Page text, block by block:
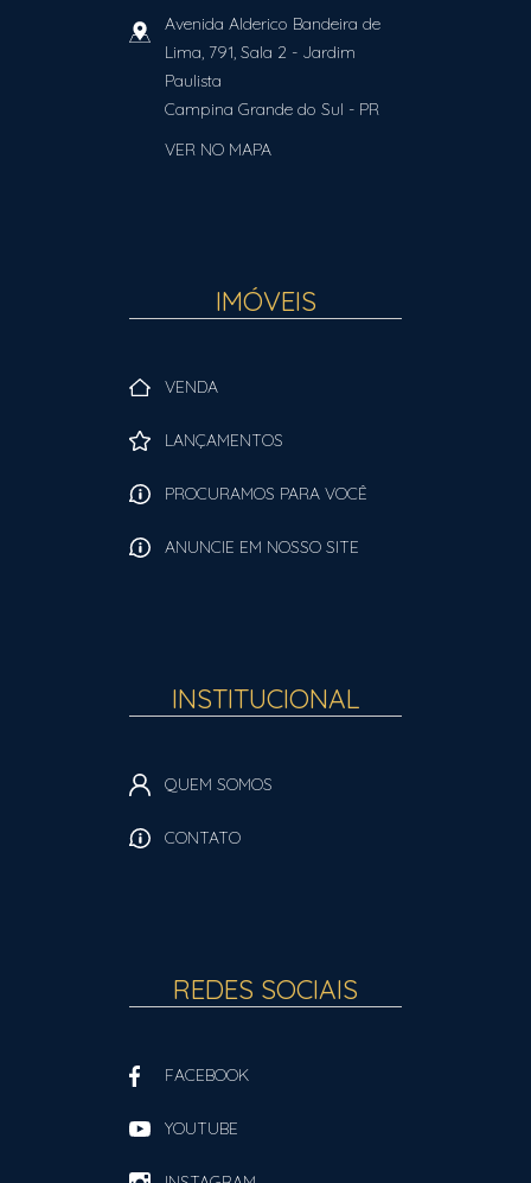
Avenida Alderico Bandeira de
Lima, 791, Sala 2 - Jardim
Paulista
Campina Grande do Sul - PR
VER NO MAPA
IMÓVEIS
VENDA
LANÇAMENTOS
PROCURAMOS PARA VOCÊ
ANUNCIE EM NOSSO SITE
INSTITUCIONAL
QUEM SOMOS
CONTATO
REDES SOCIAIS
FACEBOOK
YOUTUBE